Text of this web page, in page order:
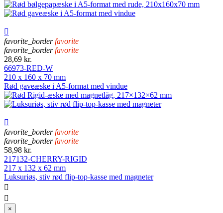

favorite_border favorite
favorite_border favorite
28,69 kr.
66973-RED-W
210 x 160 x 70 mm
Rød gaveæske i A5-format med vindue

favorite_border favorite
favorite_border favorite
58,98 kr.
217132-CHERRY-RIGID
217 x 132 x 62 mm
Luksuriøs, stiv rød flip-top-kasse med magneter


×